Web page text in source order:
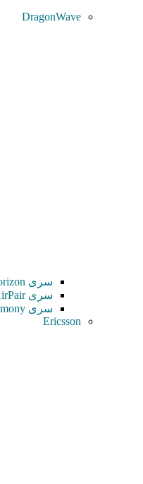
DragonWave
سری Horizon
سری AirPair
سری Harmony
Ericsson